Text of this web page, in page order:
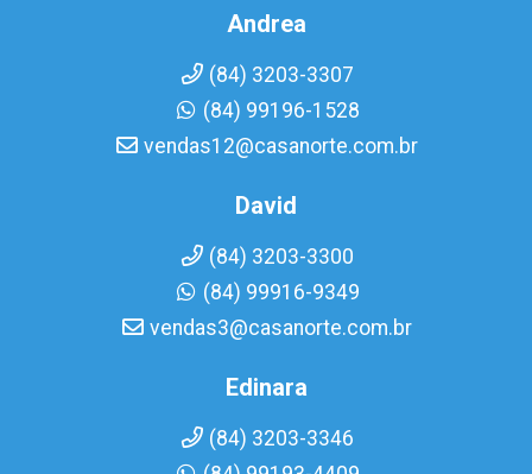
Andrea
(84) 3203-3307
(84) 99196-1528
vendas12@casanorte.com.br
David
(84) 3203-3300
(84) 99916-9349
vendas3@casanorte.com.br
Edinara
(84) 3203-3346